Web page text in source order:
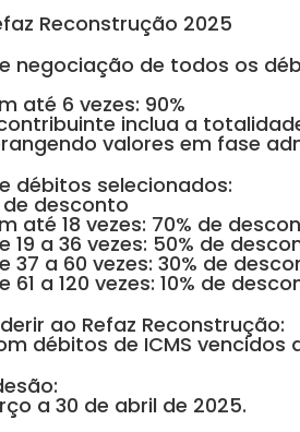
Reconstrução 2025
negociação de todos os
até 6 vezes: 90%
inclua a
valores em fase
débitos selecionados:
de desconto
até 18 vezes: 70% de
19 a 36 vezes: 50% de
37 a 60 vezes: 30% de
61 a 120 vezes: 10% de
ao Refaz Reconstrução:
débitos de ICMS vencidos
a 30 de abril de 2025.